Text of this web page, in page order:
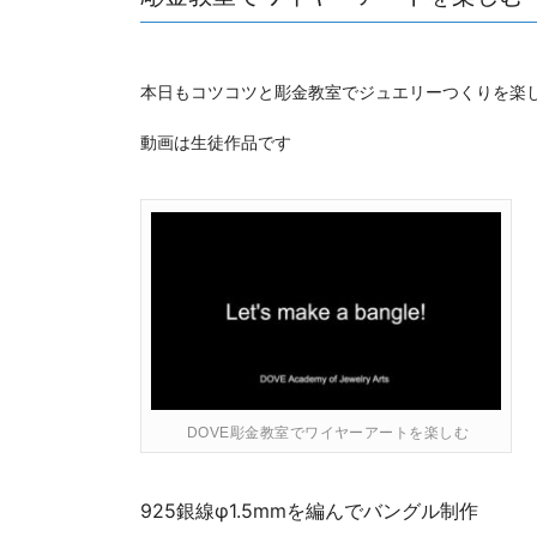
本日もコツコツと彫金教室でジュエリーつくりを楽
動画は生徒作品です
DOVE彫金教室でワイヤーアートを楽しむ
925銀線φ1.5mmを編んでバングル制作